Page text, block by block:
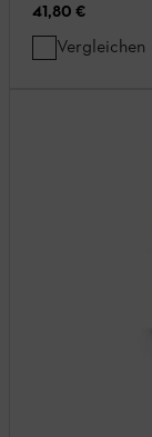
41,80 €
Vergleichen